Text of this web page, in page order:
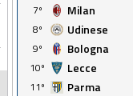
7º
Milan
8º
Udinese
9º
Bologna
10º
Lecce
11º
Parma